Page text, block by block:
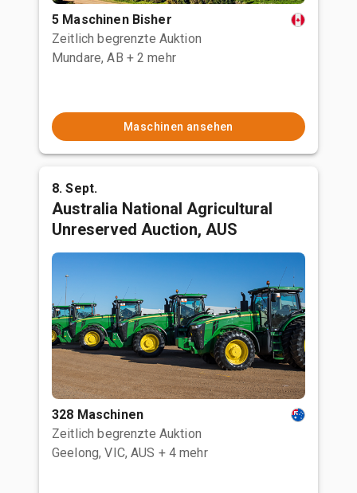
5 Maschinen Bisher
Zeitlich begrenzte Auktion
Mundare, AB + 2 mehr
Maschinen ansehen
8. Sept.
Australia National Agricultural
Unreserved Auction, AUS
328 Maschinen
Zeitlich begrenzte Auktion
Geelong, VIC, AUS + 4 mehr